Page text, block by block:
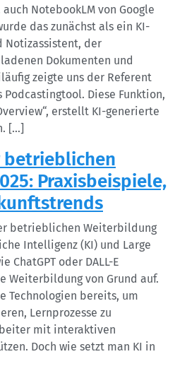
NotebookLM von Google
das zunächst als ein KI-
Notizassistent, der
Dokumenten und
zeigte uns der Referent
Diese Funktion,
erstellt KI-generierte
[…]
betrieblichen
Praxisbeispiele,
betrieblichen Weiterbildung
Intelligenz (KI) und Large
ChatGPT oder DALL-E
Weiterbildung von Grund auf.
Technologien bereits, um
Lernprozesse zu
mit interaktiven
Doch wie setzt man KI in